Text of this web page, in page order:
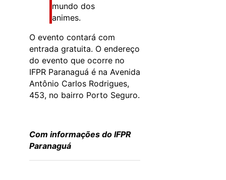
mundo dos
animes.
O evento contará com
entrada gratuita. O endereço
do evento que ocorre no
IFPR Paranaguá é na Avenida
Antônio Carlos Rodrigues,
453, no bairro Porto Seguro.
Com informações do IFPR
Paranaguá